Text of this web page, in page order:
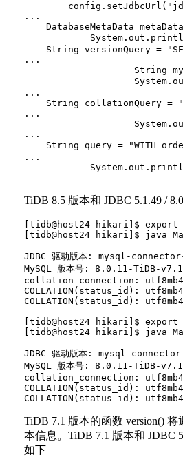
...
DatabaseMetaData
String versionQuery =
...
String
...
String collationQuery =
...
...
String query = "WITH
...
TiDB 8.5 版本和 JDBC 5.1.49 /
[tidb@host24 hikari]$
[tidb@host24 hikari]$ java
JDBC 驱动版本: mysql-
MySQL 版本号: 8.0.11-TiDB-
collation_connection:
COLLATION(status_id):
COLLATION(status_id):
[tidb@host24 hikari]$
[tidb@host24 hikari]$ java
JDBC 驱动版本: mysql-
MySQL 版本号: 8.0.11-TiDB-
collation_connection:
COLLATION(status_id):
TiDB 7.1 版本的函数 version() 将
本信息。TiDB 7.1 版本和 JDBC
如下